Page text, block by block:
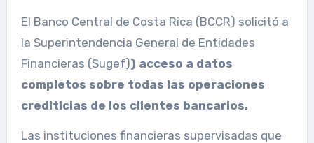
El Banco Central de Costa Rica (BCCR) solicitó a
la Superintendencia General de Entidades
Financieras (Sugef)) acceso a datos
completos sobre todas las operaciones
crediticias de los clientes bancarios.
Las instituciones financieras supervisadas que